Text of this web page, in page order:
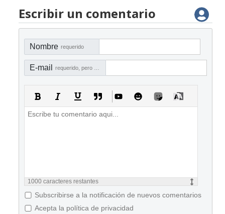
Escribir un comentario
Nombre requerido
E-mail
1000 caracteres restantes
Subscribirse a la notificación de nuevos comentarios
Acepta la política de privacidad